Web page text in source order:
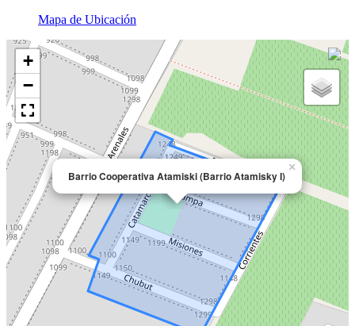
Mapa de Ubicación
Barrio Cooperativa Atamiski (Barrio Atamisky I)
×
+
−